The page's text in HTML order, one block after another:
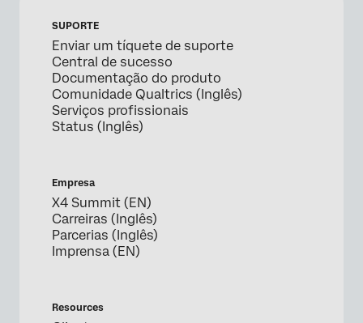
SUPORTE
Enviar um tíquete de suporte
Central de sucesso
Documentação do produto
Comunidade Qualtrics (Inglês)
Serviços profissionais
Status (Inglês)
Empresa
X4 Summit (EN)
Carreiras (Inglês)
Parcerias (Inglês)
Imprensa (EN)
Resources